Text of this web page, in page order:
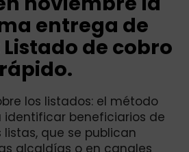
entrega de
de cobro
rápido.
los listados: el método
beneficiarios de
listas, que se publican
alcaldías o en canales